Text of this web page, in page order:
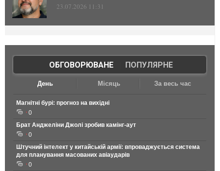
23.07.2026 11:31
ОБГОВОРЮВАНЕ| ПОПУЛЯРНЕ
День Місяць За весь час
Магнітні бурі: прогноз на вихідні
0
Брат Анджеліни Джолі зробив камінг-аут
0
Штучний інтелект у китайській армії: впроваджується система
для планування масованих авіаударів
0